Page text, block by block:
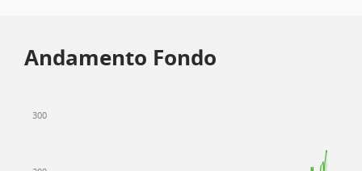
Andamento Fondo
300